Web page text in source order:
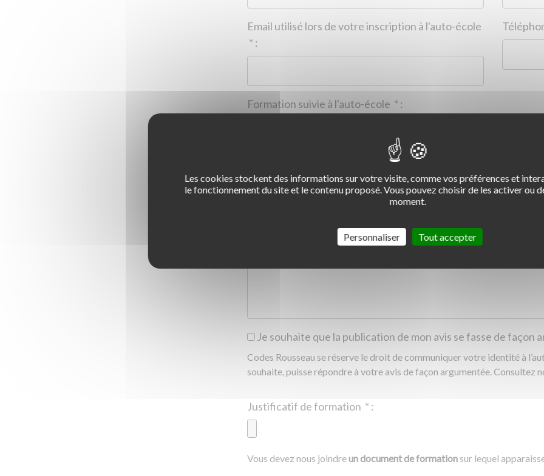
Email utilisé lors de votre inscription à l'auto-école
* :
* :
1
2 3 4
Je souhaite que la publication de mon avis se fasse de façon
Codes Rousseau se réserve le droit de communiquer votre identité à
souhaite, puisse répondre à votre avis de façon argumentée. Consultez
* :
||0.00 Ko
Vous devez nous joindreun document de formation sur lequel
Les cookies stockent des informations sur votre visite, comme vos préférences et
le fonctionnement du site et le contenu proposé. Vous pouvez choisir de les activer ou
moment.
Tout accepter
Personnaliser